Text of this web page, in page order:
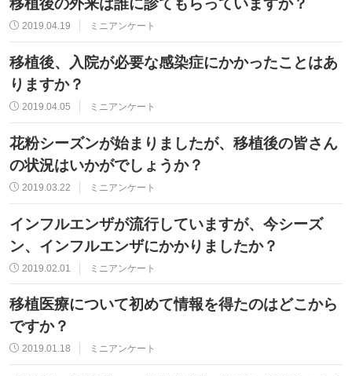
移植後の外来は誰に診てもらっていますか？
2019.04.19 ミニアンケート
移植後、入院が必要な感染症にかかったことはあ
りますか？
2019.04.05 ミニアンケート
花粉シーズンが始まりましたが、移植後の皆さん
の状況はいかがでしょうか？
2019.03.22 ミニアンケート
インフルエンザが流行していますが、今シーズ
ン、インフルエンザにかかりましたか？
2019.02.01 ミニアンケート
移植医療について初めて情報を得たのはどこから
ですか？
2019.01.18 ミニアンケート